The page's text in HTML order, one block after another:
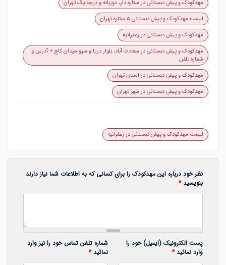
مهدکودک و پیش دبستانی در ستاره دار، دوزبانه و درجه یک تهران
لیست مهدکودک و پیش دبستانی ۵ ستاره تهران
مهدکودک و پیش دبستانی در زعفرانیه
مهدکودک و پیش دبستانی در سعادت آباد، بلوار دریا و سرو میدان کاج + آدرس و
شماره تلفن
مهدکودک و پیش دبستانی در استان تهران
مهدکودک و پیش دبستانی در شهر تهران
لیست مهدکودک و پیش دبستانی در زعفرانیه
نظر خود درباره این مهدکودک را برای کسانی که به اطلاعات شما نیاز دارند
بنویسید*
پست الکترونیک (ایمیل) خود را
وارد نمائید*
شماره تلفن تماس خود را نیز وارد
نمائید*